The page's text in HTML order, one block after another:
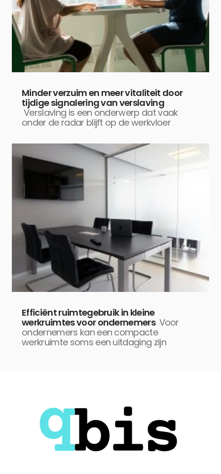
Minder verzuim en meer vitaliteit door
tijdige signalering van verslaving
Verslaving is een onderwerp dat vaak
onder de radar blijft op de werkvloer
Efficiënt ruimtegebruik in kleine
werkruimtes voor ondernemers Voor
ondernemers kan een compacte
werkruimte soms een uitdaging zijn